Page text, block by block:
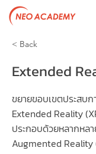
< Back
Extended
ขยายขอบเขตประสบ
Extended Reality
ประกอบด้วยหลากหล
Augmented